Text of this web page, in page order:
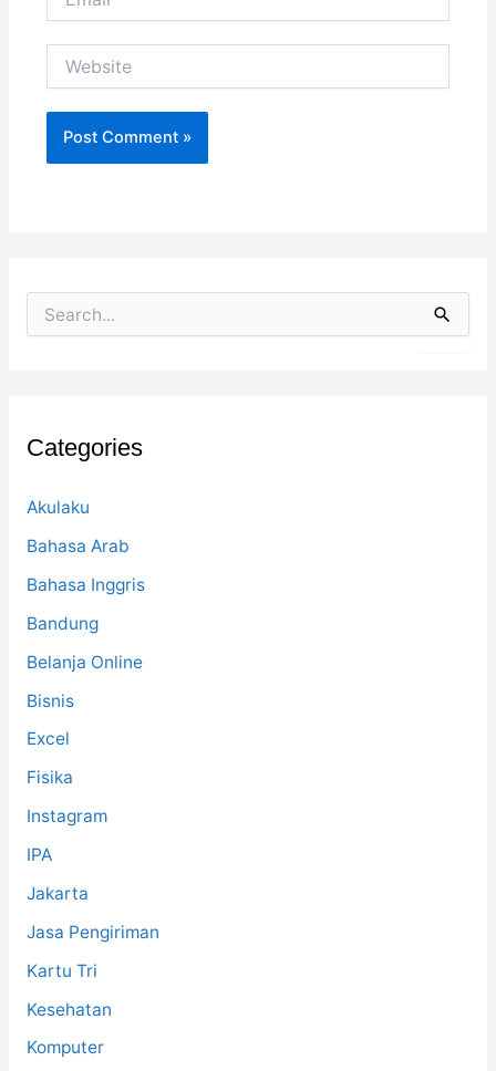
o
Categories
Akulaku
Bahasa Arab
Bahasa Inggris
Bandung
Belanja Online
Bisnis
Excel
Fisika
Instagram
IPA
Jakarta
Jasa Pengiriman
Kartu Tri
Kesehatan
Komputer